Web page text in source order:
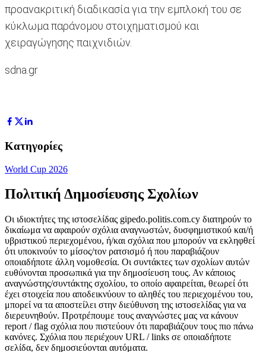
προανακριτική διαδικασία για την εμπλοκή του σε
κύκλωμα παράνομου στοιχηματισμού και
χειραγώγησης παιχνιδιών.
sdna.gr
Κατηγορίες
World Cup 2026
Πολιτική Δημοσίευσης Σχολίων
Οι ιδιοκτήτες της ιστοσελίδας gipedo.politis.com.cy διατηρούν το
δικαίωμα να αφαιρούν σχόλια αναγνωστών, δυσφημιστικού και/ή
υβριστικού περιεχομένου, ή/και σχόλια που μπορούν να εκληφθεί
ότι υποκινούν το μίσος/τον ρατσισμό ή που παραβιάζουν
οποιαδήποτε άλλη νομοθεσία. Οι συντάκτες των σχολίων αυτών
ευθύνονται προσωπικά για την δημοσίευση τους. Αν κάποιος
αναγνώστης/συντάκτης σχολίου, το οποίο αφαιρείται, θεωρεί ότι
έχει στοιχεία που αποδεικνύουν το αληθές του περιεχομένου του,
μπορεί να τα αποστείλει στην διεύθυνση της ιστοσελίδας για να
διερευνηθούν. Προτρέπουμε τους αναγνώστες μας να κάνουν
report / flag σχόλια που πιστεύουν ότι παραβιάζουν τους πιο πάνω
κανόνες. Σχόλια που περιέχουν URL / links σε οποιαδήποτε
σελίδα, δεν δημοσιεύονται αυτόματα.